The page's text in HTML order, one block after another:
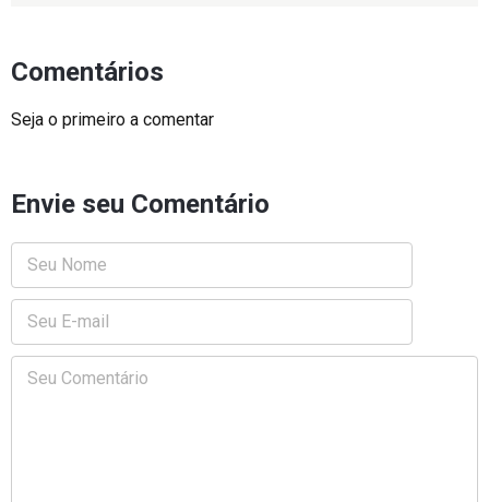
Comentários
Seja o primeiro a comentar
Envie seu Comentário